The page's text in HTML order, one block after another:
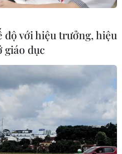
6/8: Kỳ hạn
suất tối đa
định
độ với hiệu trưởng, hiệu
giáo dục